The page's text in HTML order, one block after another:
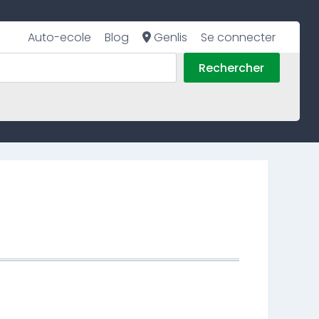
Auto-ecole Blog Genlis
Se connecter
Rechercher